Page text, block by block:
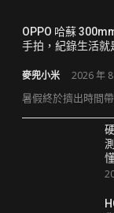
OPPO 哈蘇
手拍，紀錄生活就
麥兜小米 2026 年
暑假終於擠出時間